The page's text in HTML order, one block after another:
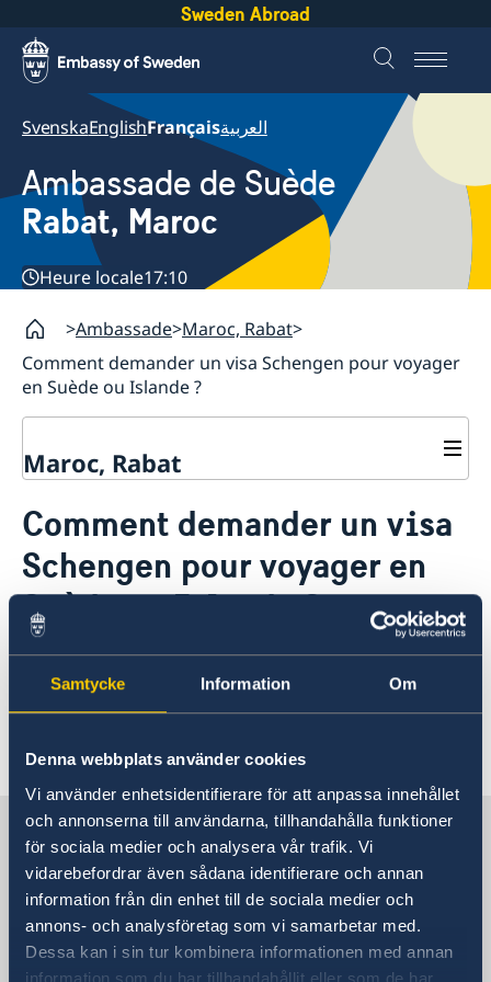
Samtycke Information Om
Denna webbplats använder cookies
Vi använder enhetsidentifierare för att anpassa innehållet
och annonserna till användarna, tillhandahålla funktioner
för sociala medier och analysera vår trafik. Vi
vidarebefordrar även sådana identifierare och annan
information från din enhet till de sociala medier och
annons- och analysföretag som vi samarbetar med.
Dessa kan i sin tur kombinera informationen med annan
information som du har tillhandahållit eller som de har
Sweden Abroad
SvenskaEnglishFrançaisالعربية
Ambassade de Suède
Rabat, Maroc
Heure locale17:10
Ambassade Maroc, Rabat
Comment demander un visa Schengen pour voyager
en Suède ou Islande ?
Maroc, Rabat
Prise de rendez-vous pour les questions de
Migration
A propos de nous
Consuls de Suède
Politique de confidentialité des missions
diplomatiques
Actualités
Comment demander un visa
Schengen pour voyager en
Suède ou Islande ?
Information sur la demande d'un visa Schengen
pour la Suède et l'Islande
Dernière mise à jour 29 sept. 2025, 10.54
La Suède au Maroc, Rabat
L'ambassade de Suède
Visiting address